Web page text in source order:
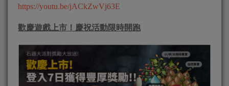
https://youtu.be/jACkZwVj63E
歡慶遊戲上市！慶祝活動限時開跑